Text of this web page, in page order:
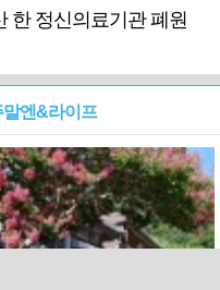
한 정신의료기관 폐원
말엔&라이프